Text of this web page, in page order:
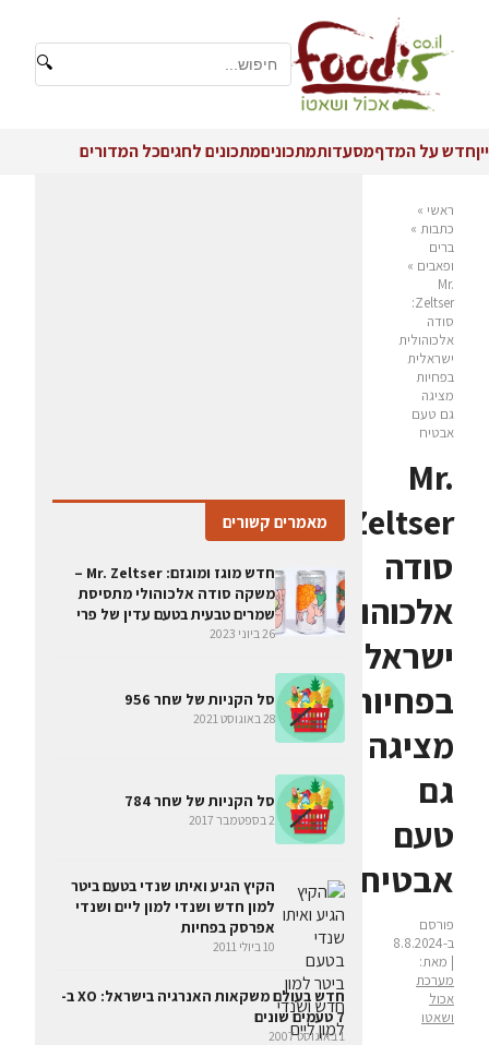
🔍
ייןחדש על המדףמסעדותמתכוניםמתכונים לחגיםכל המדורים
ראשי »
כתבות »
ברים
ופאבים »
Mr.
Zeltser:
סודה
אלכוהולית
ישראלית
בפחיות
מציגה
גם טעם
אבטיח
Mr.
סודה
אלכוהולית
ישראלית
בפחיות
מציגה
גם
טעם
אבטיח
פורסם
ב-8.8.2024
| מאת:
מערכת
אכול
ושאטו
מאמרים קשורים
חדש מוגז ומוגזם: Mr. Zeltser –
משקה סודה אלכוהולי מתסיסת
שמרים טבעית בטעם עדין של פרי
26 ביוני 2023
סל הקניות של שחר 956
28 באוגוסט 2021
סל הקניות של שחר 784
2 בספטמבר 2017
הקיץ הגיע ואיתו שנדי בטעם ביטר
למון חדש ושנדי למון ליים ושנדי
אפרסק בפחיות
10 ביולי 2011
חדש בעולם משקאות האנרגיה בישראל: XO ב-
7 טעמים שונים
1 באוגוסט 2007